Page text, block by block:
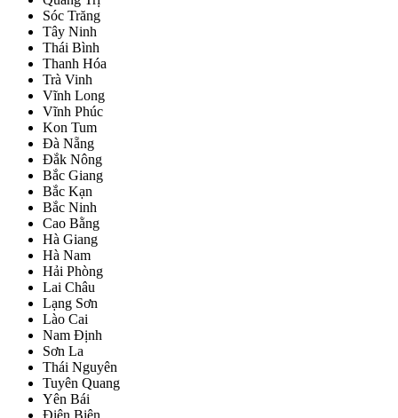
Sóc Trăng
Tây Ninh
Thái Bình
Thanh Hóa
Trà Vinh
Vĩnh Long
Vĩnh Phúc
Kon Tum
Đà Nẵng
Đắk Nông
Bắc Giang
Bắc Kạn
Bắc Ninh
Cao Bằng
Hà Giang
Hà Nam
Hải Phòng
Lai Châu
Lạng Sơn
Lào Cai
Nam Định
Sơn La
Thái Nguyên
Tuyên Quang
Yên Bái